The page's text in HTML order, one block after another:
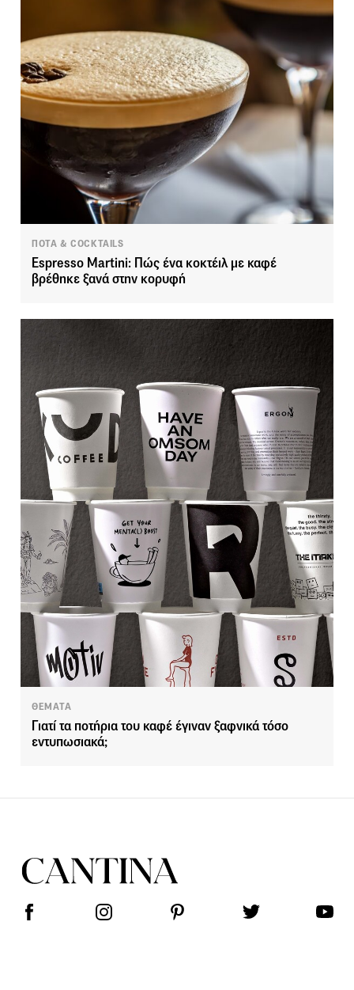
ΠΟΤΑ & COCKTAILS
Espresso Martini: Πώς ένα κοκτέιλ με καφέ
βρέθηκε ξανά στην κορυφή
ΘΕΜΑΤΑ
Γιατί τα ποτήρια του καφέ έγιναν ξαφνικά τόσο
εντυπωσιακά;